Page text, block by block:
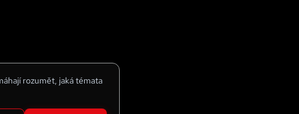
rozumět, jaká témata